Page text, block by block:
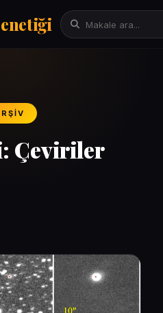
Çeviriler